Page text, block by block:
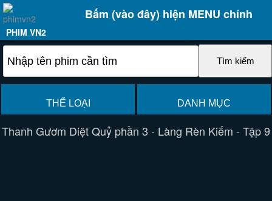
Bấm (vào đây) hiện MENU chính
PHIM VN2
THỂ LOẠI DANH MỤC
Thanh Gươm Diệt Quỷ phần 3 - Làng Rèn Kiếm - Tập 9